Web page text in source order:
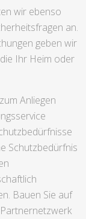
wir ebenso
an.
geben wir
Ihr Heim oder
Anliegen
Schutzbedürfnis
Bauen Sie auf